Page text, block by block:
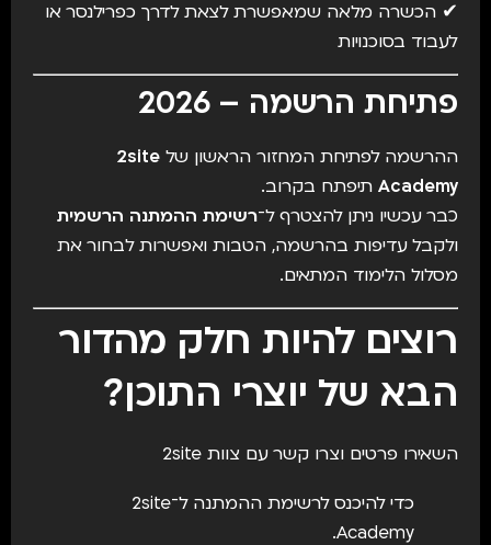
✔ הכשרה מלאה שמאפשרת לצאת לדרך כפרילנסר או
לעבוד בסוכנויות
פתיחת הרשמה – 2026
ההרשמה לפתיחת המחזור הראשון של 2site
Academy תיפתח בקרוב.
כבר עכשיו ניתן להצטרף ל־רשימת ההמתנה הרשמית
ולקבל עדיפות בהרשמה, הטבות ואפשרות לבחור את
מסלול הלימוד המתאים.
רוצים להיות חלק מהדור
הבא של יוצרי התוכן?
השאירו פרטים וצרו קשר עם צוות 2site
כדי להיכנס לרשימת ההמתנה ל־2site
Academy.